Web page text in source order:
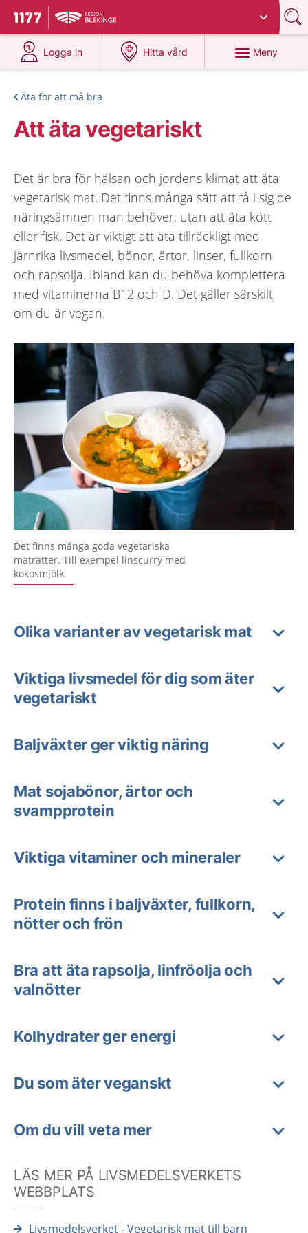
Till startsidan för 1177
Du har valt region
Logga in
på 1177.se
Hitta vård
på 1177.se
Meny
Äta för att må bra
Att äta vegetariskt
Det är bra för hälsan och jordens klimat att äta
vegetarisk mat. Det finns många sätt att få i sig de
näringsämnen man behöver, utan att äta kött
eller fisk. Det är viktigt att äta tillräckligt med
järnrika livsmedel, bönor, ärtor, linser, fullkorn
och rapsolja. Ibland kan du behöva komplettera
med vitaminerna B12 och D. Det gäller särskilt
om du är vegan.
Det finns många goda vegetariska
maträtter. Till exempel linscurry med
kokosmjölk.
Olika varianter av vegetarisk mat
Viktiga livsmedel för dig som äter
vegetariskt
Baljväxter ger viktig näring
Mat sojabönor, ärtor och
svampprotein
Viktiga vitaminer och mineraler
Protein finns i baljväxter, fullkorn,
nötter och frön
Bra att äta rapsolja, linfröolja och
valnötter
Kolhydrater ger energi
Du som äter veganskt
Om du vill veta mer
LÄS MER PÅ LIVSMEDELSVERKETS
WEBBPLATS
Livsmedelsverket - Vegetarisk mat till barn